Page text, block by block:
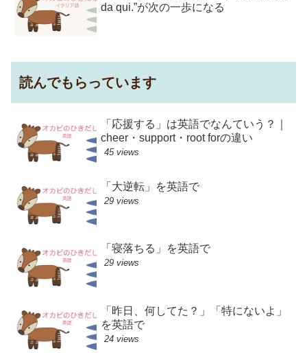
da qui.”が次の一歩になる
読んでもらっています
「応援する」は英語でなんていう？｜
cheer・support・root forの違い
45 views
「大逆転」を英語で
29 views
「寝落ちる」を英語で
29 views
「昨日、何してた？」「特にないよ」
を英語で
24 views